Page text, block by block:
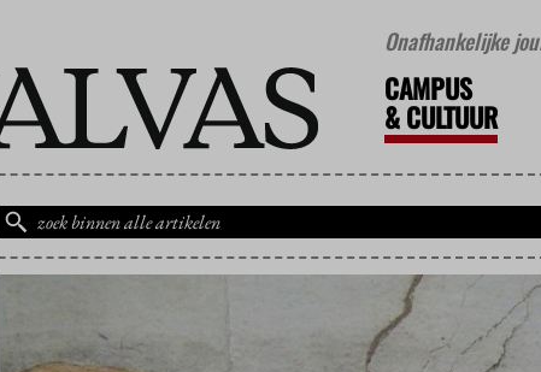
Onafhankelijke
CAMPUS
&CULTUUR